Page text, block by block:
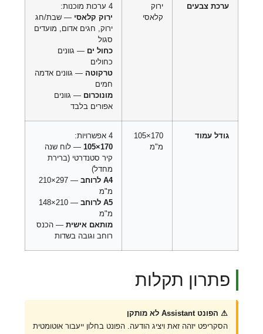
ערכת צבעים
ירוק
קלאסי
4 ערכות מוכנות:
ירוק קלאסי — שבת/חג
ירוק, חגים אדום, מועדים
סגול
כחול ים — גוונים
כחולים
טרקוטה — גוונים אדמה
חמים
מונוכרום — גוונים
אפורים בלבד
גודל עמוד
170×105
מ"מ
4 אפשרויות:
170×105
— לוח שנה
קיר סטנדרטי (ברירת
מחדל)
A4 לרוחב
— 297×210
מ"מ
A5 לרוחב
— 210×148
מ"מ
מותאם אישית — הכנס
רוחב וגובה בשדות
פתרון תקלות
⚠ הפונט Assistant לא מותקן
הסקריפט יזהה זאת ויציג הודעה. הפונט בחלון ייעבור אוטומטית